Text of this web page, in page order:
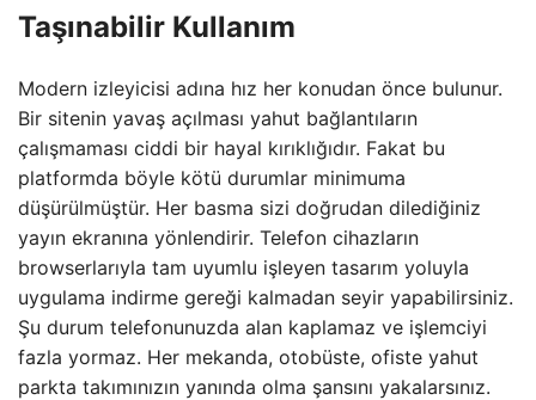
Taşınabilir Kullanım
Modern izleyicisi adına hız her konudan önce bulunur.
Bir sitenin yavaş açılması yahut bağlantıların
çalışmaması ciddi bir hayal kırıklığıdır. Fakat bu
platformda böyle kötü durumlar minimuma
düşürülmüştür. Her basma sizi doğrudan dilediğiniz
yayın ekranına yönlendirir. Telefon cihazların
browserlarıyla tam uyumlu işleyen tasarım yoluyla
uygulama indirme gereği kalmadan seyir yapabilirsiniz.
Şu durum telefonunuzda alan kaplamaz ve işlemciyi
fazla yormaz. Her mekanda, otobüste, ofiste yahut
parkta takımınızın yanında olma şansını yakalarsınız.